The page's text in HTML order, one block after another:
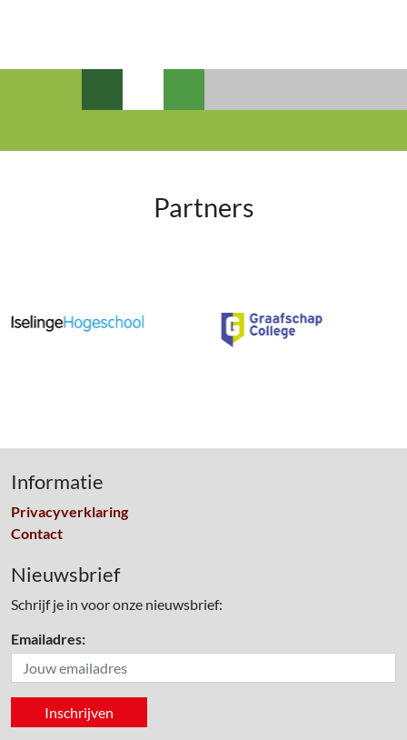
Partners
Informatie
Privacyverklaring
Contact
Nieuwsbrief
Schrijf je in voor onze nieuwsbrief:
Emailadres: